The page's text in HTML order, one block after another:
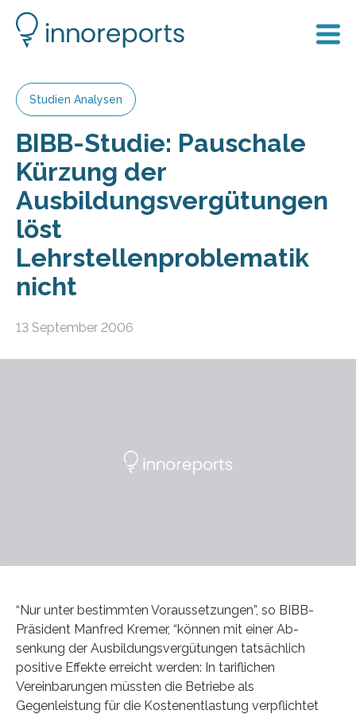
Studien Analysen
BIBB-Studie: Pauschale
Kürzung der
Ausbildungsvergütungen
löst
Lehrstellenproblematik
nicht
13 September 2006
“Nur unter bestimmten Voraussetzungen”, so BIBB-
Präsident Manfred Kremer, “können mit einer Ab-
senkung der Ausbildungsvergütungen tatsächlich
positive Effekte erreicht werden: In tariflichen
Vereinbarungen müssten die Betriebe als
Gegenleistung für die Kostenentlastung verpflichtet